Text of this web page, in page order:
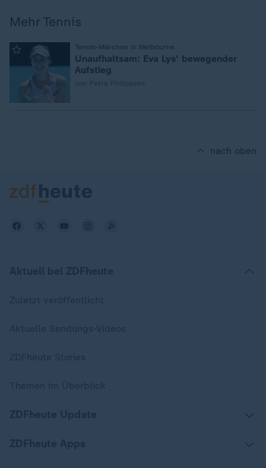
Mehr Tennis
Tennis-Märchen in Melbourne
Unaufhaltsam: Eva Lys' bewegender
Aufstieg
nach oben